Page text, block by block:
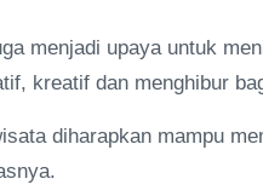
menjadi upaya untuk
kreatif dan menghibur
diharapkan mampu